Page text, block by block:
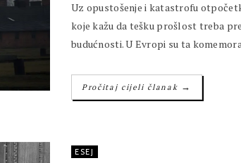
Uz opustošenje i katastrofu
koje kažu da tešku prošlost treba
budućnosti. U Evropi su ta
Pročitaj cijeli članak →
ESEJ